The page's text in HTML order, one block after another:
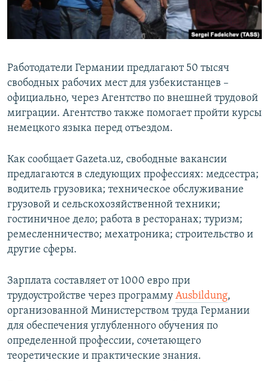
Работодатели Германии предлагают 50 тысяч
свободных рабочих мест для узбекистанцев –
официально, через Агентство по внешней трудовой
миграции. Агентство также помогает пройти курсы
немецкого языка перед отъездом.
Как сообщает Gazeta.uz, свободные вакансии
предлагаются в следующих профессиях: медсестра;
водитель грузовика; техническое обслуживание
грузовой и сельскохозяйственной техники;
гостиничное дело; работа в ресторанах; туризм;
ремесленничество; мехатроника; строительство и
другие сферы.
Зарплата составляет от 1000 евро при
трудоустройстве через программу Ausbildung,
организованной Министерством труда Германии
для обеспечения углубленного обучения по
определенной профессии, сочетающего
теоретические и практические знания.